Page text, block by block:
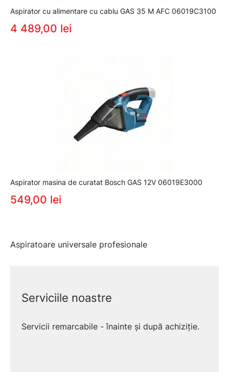
Aspirator cu alimentare cu cablu GAS 35 M AFC 06019C3100
4 489,00 lei
Aspirator masina de curatat Bosch GAS 12V 06019E3000
549,00 lei
Aspiratoare universale profesionale
Serviciile noastre
Servicii remarcabile - înainte și după achiziție.